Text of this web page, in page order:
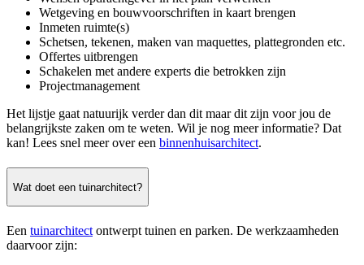
Wetgeving en bouwvoorschriften in kaart brengen
Inmeten ruimte(s)
Schetsen, tekenen, maken van maquettes, plattegronden etc.
Offertes uitbrengen
Schakelen met andere experts die betrokken zijn
Projectmanagement
Het lijstje gaat natuurijk verder dan dit maar dit zijn voor jou de
belangrijkste zaken om te weten. Wil je nog meer informatie? Dat
kan! Lees snel meer over een binnenhuisarchitect.
Wat doet een tuinarchitect?
Een tuinarchitect ontwerpt tuinen en parken. De werkzaamheden
daarvoor zijn: